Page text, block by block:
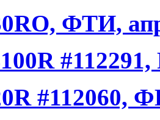
ФТИ,
#112060,